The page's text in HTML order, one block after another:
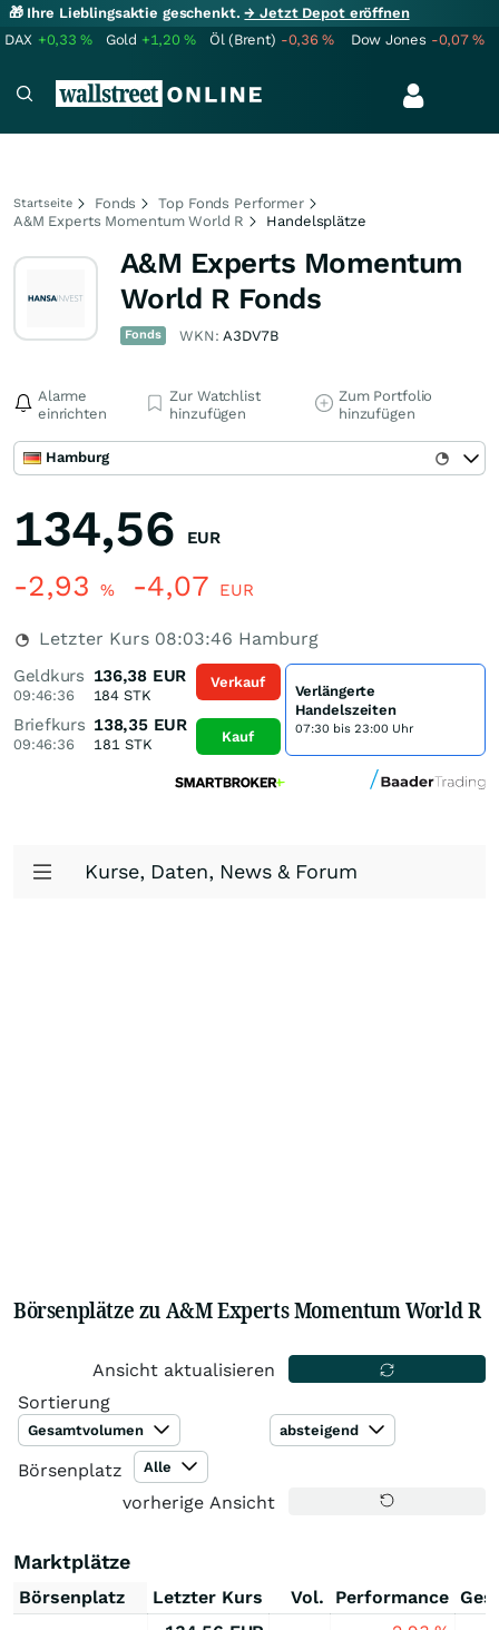
🎁 Ihre Lieblingsaktie geschenkt.→ Jetzt Depot eröffnen
DAX +0,33% Gold +1,20% Öl (Brent) -0,36% Dow Jones -0,07%
Startseite Fonds
Top Fonds Performer
A&M Experts Momentum World R
Handelsplätze
A&M Experts Momentum
World R Fonds
Fonds WKN:A3DV7B
Alarme
einrichten
Zur Watchlist
hinzufügen
Zum Portfolio
hinzufügen
Hamburg
134,56 EUR
-2,93 % -4,07 EUR
Letzter Kurs 08:03:46 Hamburg
Geldkurs
09:46:36
136,38 EUR
184 STK
Briefkurs
09:46:36
138,35 EUR
181 STK
Verkauf
Kauf
Verlängerte
Handelszeiten
07:30 bis 23:00 Uhr
Kurse, Daten, News & Forum
Börsenplätze zu A&M Experts Momentum World R
Ansicht aktualisieren
Sortierung
Gesamtvolumen absteigend
Börsenplatz Alle
vorherige Ansicht
Marktplätze
Börsenplatz Letzter Kurs Vol. Performance